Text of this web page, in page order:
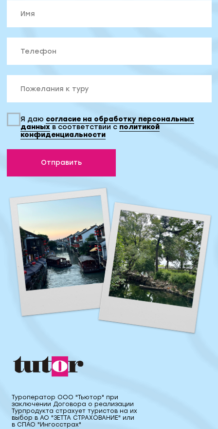
Туроператор ООО "Тьютор" при
заключении Договора о реализации
Турпродукта страхует туристов на их
выбор в АО "ЗЕТТА СТРАХОВАНИЕ" или
в СПАО "Ингосстрах"